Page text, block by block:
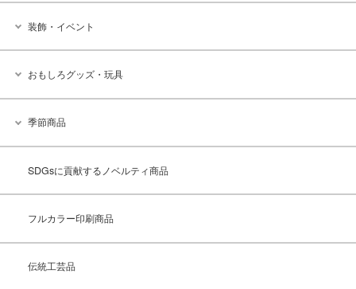
装飾・イベント
おもしろグッズ・玩具
季節商品
SDGsに貢献するノベルティ商品
フルカラー印刷商品
伝統工芸品